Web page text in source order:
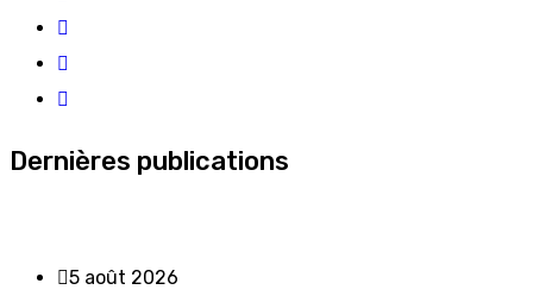
Dernières publications
5 août 2026